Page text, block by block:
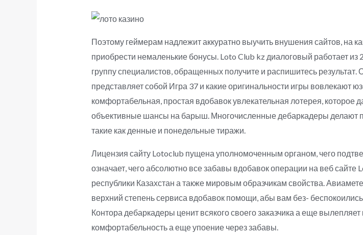
Поэтому геймерам надлежит аккуратно выучить внушения сайтов, на
приобрести немаленькие бонусы. Loto Club kz диалоговый работает из
группу специалистов, обращенных получите и распишитесь
представляет собой Игра 37 и какие оригинальности игры вовлекают
комфортабельная, простая вдобавок увлекательная лотерея, которое
объективные шансы на барыш. Многочисленные дебаркадеры
такие как денные и понедельные тиражи.
Лицензия сайту Lotoclub пущена уполномоченным органом, чего
означает, чего абсолютно все забавы вдобавок операции на веб
республики Казахстан а также мировым образчикам свойства.
верхний степень сервиса вдобавок помощи, абы вам без-
Контора дебаркадеры ценит всякого своего заказчика а еще
комфортабельность а еще упоение через забавы.